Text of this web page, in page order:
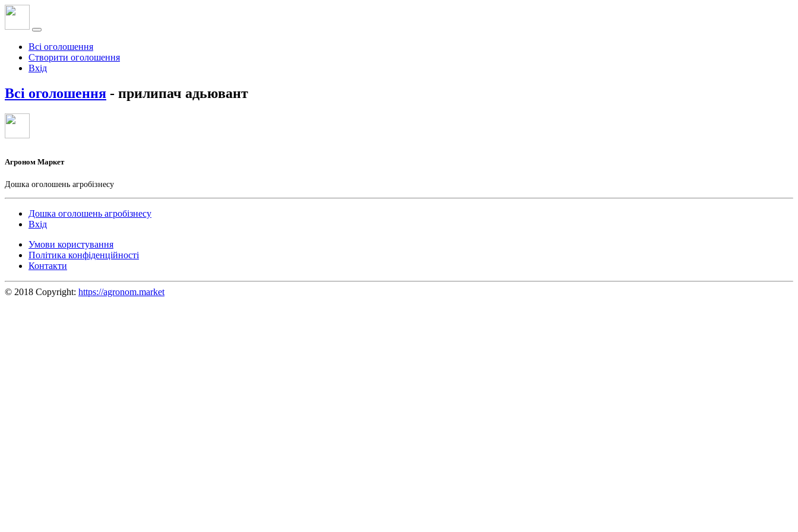
Всі оголошення
Створити оголошення
Вхід
Всі оголошення - прилипач адьювант
Агроном Маркет
Дошка оголошень агробізнесу
Дошка оголошень агробізнесу
Вхід
Умови користування
Політика конфіденційності
Контакти
© 2018 Copyright: https://agronom.market